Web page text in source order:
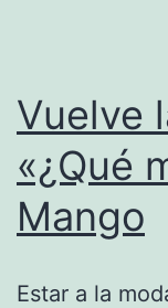
Vuelve
«¿Qué
Mango
Estar a la